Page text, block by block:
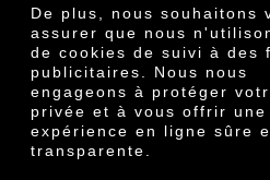
De plus, nous souhaitons
assurer que nous
de cookies de suivi à des
publicitaires. Nous nous
engageons à protéger
privée et à vous offrir une
expérience en ligne sûre
transparente.